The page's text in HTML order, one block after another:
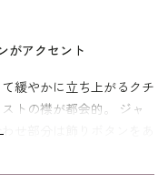
改まり度の高い長めの
ターンを使用。 「少し
を持たせた仕上がりで
がアクセント
緩やかに立ち上がるクチ
トの襟が都会的。 ジャ
せ部分は飾りボタンをあ
。